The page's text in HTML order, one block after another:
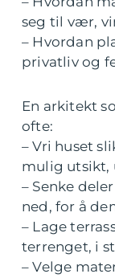
seg til vær,
– Hvordan
privatliv og
En arkitekt
ofte:
– Vri huset
mulig utsikt,
– Senke
ned, for å
– Lage
terrenget, i
– Velge